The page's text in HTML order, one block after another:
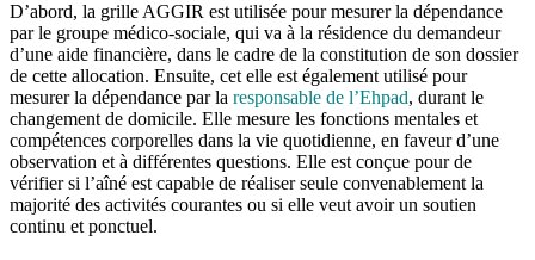
D’abord, la grille AGGIR est utilisée pour mesurer la dépendance
par le groupe médico-sociale, qui va à la résidence du demandeur
d’une aide financière, dans le cadre de la constitution de son dossier
de cette allocation. Ensuite, cet elle est également utilisé pour
mesurer la dépendance par la responsable de l’Ehpad, durant le
changement de domicile. Elle mesure les fonctions mentales et
compétences corporelles dans la vie quotidienne, en faveur d’une
observation et à différentes questions. Elle est conçue pour de
vérifier si l’aîné est capable de réaliser seule convenablement la
majorité des activités courantes ou si elle veut avoir un soutien
continu et ponctuel.